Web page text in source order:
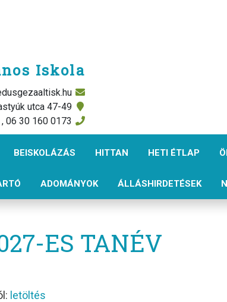
Iskola
utca 47-49
06 30 160 0173
BEISKOLÁZÁS HITTAN HETI ÉTLAP
ADOMÁNYOK ÁLLÁSHIRDETÉSEK
ES TANÉV
letöltés